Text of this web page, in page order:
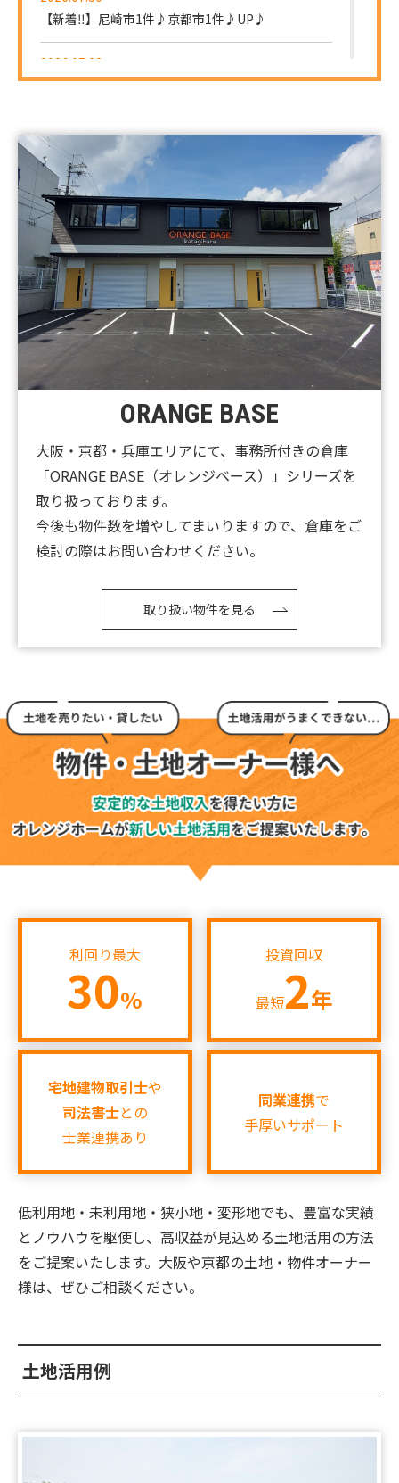
【新着‼】尼崎市1件♪京都市1件♪UP♪
2026.07.28
【新着‼】大阪市1件♪東大阪市2件♪UP♪
2026.07.27
【新着‼】東大阪市1件♪八尾市1件♪UP♪
2026.07.25
【新着‼】吹田市1件♪大東市1件♪UP♪
2026.07.24
【新着‼】門真市1件♪八尾市1件♪京都市1件
♪UP♪
2026.07.23
【新着‼】大阪市1件♪京都市1件♪UP♪
♪UP♪
2026.07.18
【新着‼】豊中市1件♪尼崎市1件♪大阪市1件
♪UP♪
✨弊社独占物件！！宇治市槇島町十一貸倉庫工場の
募集です✨
【新着‼】大阪市2件♪UP♪
2026.07.16
【新着‼】門真市1件♪寝屋川市1件♪大阪市1件
【新着‼】亀岡市1件♪摂津市1件♪岸和田市1件
【新着‼】大阪市1件♪伊丹市1件♪摂津市1件
♪UP♪
【新着‼】大阪市2件♪亀岡市1件♪UP♪
2026.07.09
【新着‼】★本日、兵庫県伊丹市特集～！★
♪UP♪
2026.07.06
【新着‼】大阪市2件♪高槻市1件♪UP♪
★☆★これらの物件が見れるのはオレンジホームだ
け！今すぐチェックしてみてください★☆★
【新着‼】堺市1件♪摂津市2件♪UP♪
ORANGE BASE
大阪・京都・兵庫エリアにて、事務所付きの倉庫
「ORANGE BASE（オレンジベース）」シリーズを
取り扱っております。
今後も物件数を増やしてまいりますので、倉庫をご
検討の際はお問い合わせください。
取り扱い物件を見る
利回り最大
30%
投資回収
最短2年
宅地建物取引士や
司法書士との
士業連携あり
同業連携で
手厚いサポート
低利用地・未利用地・狭小地・変形地でも、豊富な実績
とノウハウを駆使し、高収益が見込める土地活用の方法
をご提案いたします。大阪や京都の土地・物件オーナー
様は、ぜひご相談ください。
土地活用例